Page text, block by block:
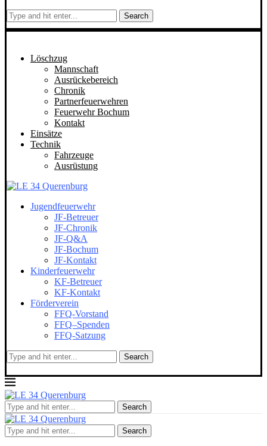
Search
Löschzug
Mannschaft
Ausrückebereich
Chronik
Partnerfeuerwehren
Feuerwehr Bochum
Kontakt
Einsätze
Technik
Fahrzeuge
Ausrüstung
Jugendfeuerwehr
JF-Betreuer
JF-Chronik
JF-Q&A
JF-Bochum
JF-Kontakt
Kinderfeuerwehr
KF-Betreuer
KF-Kontakt
Förderverein
FFQ-Vorstand
FFQ–Spenden
FFQ-Satzung
Search
Search
Search